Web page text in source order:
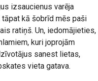
izsaucienus varēja
kā šobrīd mēs paši
ratiņš. Un, iedomājieties,
kuri joprojām
sanest lietas,
vieta gatava.